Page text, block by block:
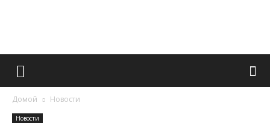
Французский
Домой Новости
Новости